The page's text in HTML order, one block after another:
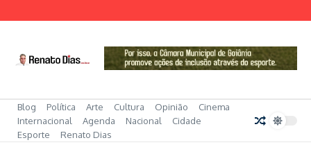
Blog Política Arte Cultura Opinião
Cinema
Internacional
Agenda Nacional
Cidade
Esporte
Renato Dias